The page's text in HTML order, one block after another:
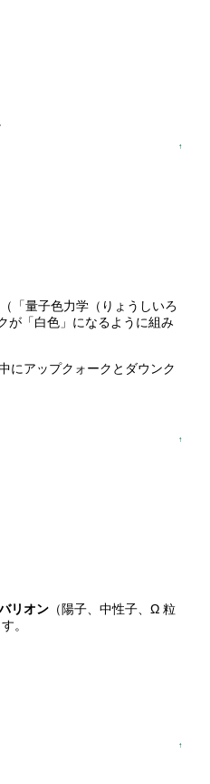
↑
「量子色力学（りょうしいろ
が「白色」になるように組み
にアップクォークとダウンク
↑
リオン （陽子、中性子、Ω 粒
。
↑